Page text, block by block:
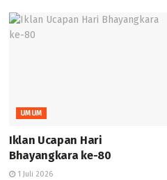
UMUM
Iklan Ucapan Hari
Bhayangkara ke-80
1 Juli 2026